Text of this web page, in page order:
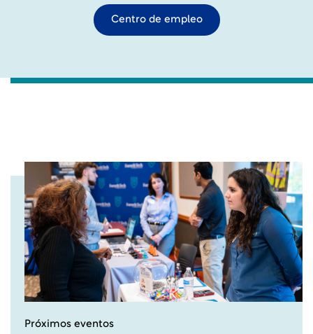
Centro de empleo
Próximos eventos